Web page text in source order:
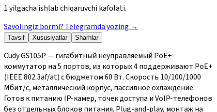
1 yilgacha ishlab chiqaruvchi kafolati.
Savolingiz bormi? Telegramda yozing →
Tavsif Xususiyatlar Sharhlar
Cudy GS105P — гигабитный неуправляемый PoE+-
коммутатор на 5 портов, из которых 4 поддерживают PoE+
(IEEE 802.3af/at) с бюджетом 60 Вт. Скорость 10/100/1000
Мбит/с, металлический корпус, пассивное охлаждение.
Готов к питанию IP-камер, точек доступа и VoIP-телефонов
без отдельных блоков питания. Plug-and-play, монтаж на